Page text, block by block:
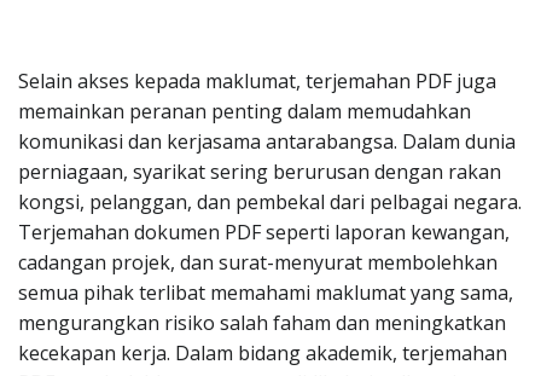
Selain akses kepada maklumat, terjemahan PDF juga
memainkan peranan penting dalam memudahkan
komunikasi dan kerjasama antarabangsa. Dalam dunia
perniagaan, syarikat sering berurusan dengan rakan
kongsi, pelanggan, dan pembekal dari pelbagai negara.
Terjemahan dokumen PDF seperti laporan kewangan,
cadangan projek, dan surat-menyurat membolehkan
semua pihak terlibat memahami maklumat yang sama,
mengurangkan risiko salah faham dan meningkatkan
kecekapan kerja. Dalam bidang akademik, terjemahan